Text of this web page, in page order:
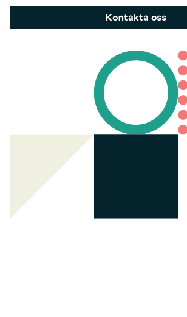
Kontakta oss